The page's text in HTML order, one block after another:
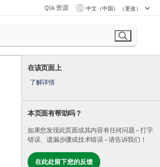
Qlik 资源 中文（中国） （更改）
在该页面上
了解详情
本页面有帮助吗？
如果您发现此页面或其内容有任何问题 – 打字
错误、遗漏步骤或技术错误 – 请告诉我们！
在此处留下您的反馈